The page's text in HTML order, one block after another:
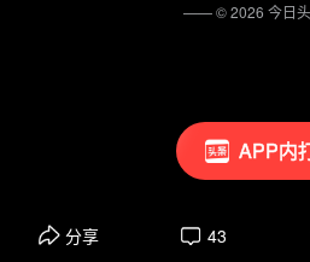
APP内
分享 43
—— ©2026 今日